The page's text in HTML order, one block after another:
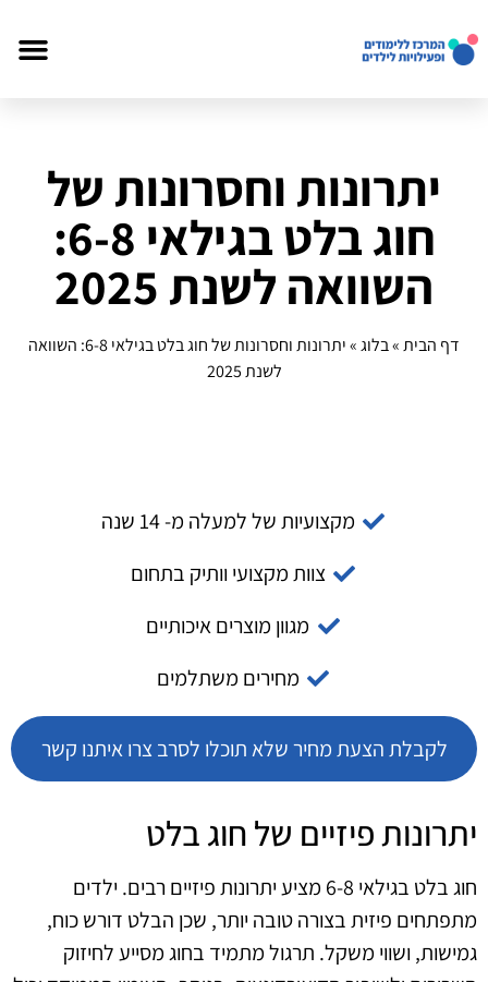
יתרונות וחסרונות של
חוג בלט בגילאי 6-8:
השוואה לשנת 2025
דף הבית»בלוג»
יתרונות וחסרונות של חוג בלט בגילאי 6-8: השוואה
לשנת 2025
מקצועיות של למעלה מ- 14 שנה
צוות מקצועי וותיק בתחום
מגוון מוצרים איכותיים
מחירים משתלמים
לקבלת הצעת מחיר שלא תוכלו לסרב צרו איתנו קשר
יתרונות פיזיים של חוג בלט
חוג בלט בגילאי 6-8 מציע יתרונות פיזיים רבים. ילדים
מתפתחים פיזית בצורה טובה יותר, שכן הבלט דורש כוח,
גמישות, ושווי משקל. תרגול מתמיד בחוג מסייע לחיזוק